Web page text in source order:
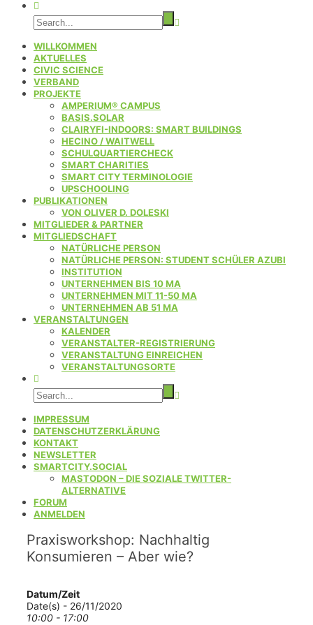
WILLKOMMEN
AKTUELLES
CIVIC SCIENCE
VERBAND
PROJEKTE
AMPERIUM® CAMPUS
BASIS.SOLAR
CLAIRYFI-INDOORS: SMART BUILDINGS
HECINO / WAITWELL
SCHULQUARTIERCHECK
SMART CHARITIES
SMART CITY TERMINOLOGIE
UPSCHOOLING
PUBLIKATIONEN
VON OLIVER D. DOLESKI
MITGLIEDER & PARTNER
MITGLIEDSCHAFT
NATÜRLICHE PERSON
NATÜRLICHE PERSON: STUDENT SCHÜLER AZUBI
INSTITUTION
UNTERNEHMEN BIS 10 MA
UNTERNEHMEN MIT 11-50 MA
UNTERNEHMEN AB 51 MA
VERANSTALTUNGEN
KALENDER
VERANSTALTER-REGISTRIERUNG
VERANSTALTUNG EINREICHEN
VERANSTALTUNGSORTE
IMPRESSUM
DATENSCHUTZERKLÄRUNG
KONTAKT
NEWSLETTER
SMARTCITY.SOCIAL
MASTODON – DIE SOZIALE TWITTER-
ALTERNATIVE
FORUM
ANMELDEN
Praxisworkshop: Nachhaltig
Konsumieren – Aber wie?
Datum/Zeit
Date(s) - 26/11/2020
10:00 - 17:00